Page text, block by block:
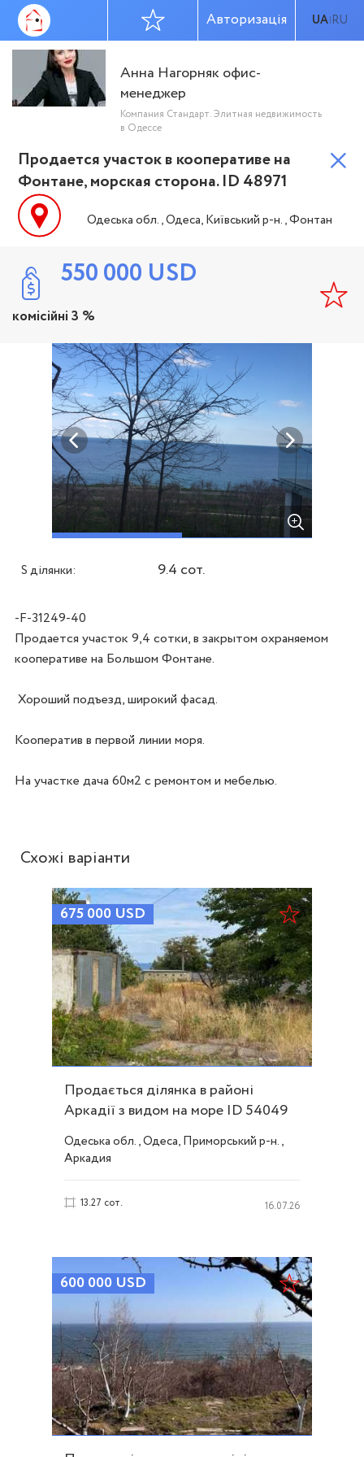
UA|RU
Авторизація
Анна Нагорняк офис-
менеджер
Компания Стандарт. Элитная недвижимость
в Одессе
Продается участок в кооперативе на
Фонтане, морская сторона. ID 48971
Одеська обл., Одеса, Київський р-н., Фонтан
550 000 USD
комісійні 3 %
S ділянки: 9.4 сот.
-F-31249-40
Продается участок 9,4 сотки, в закрытом охраняемом
кооперативе на Большом Фонтане.
Кооператив в первой линии моря.
Схожі варіанти
675 000 USD
Продається ділянка в районі
Аркадії з видом на море ID 54049
Одеська обл., Одеса, Приморський р-н.,
Аркадия
13.27 сот. 16.07.26
600 000 USD